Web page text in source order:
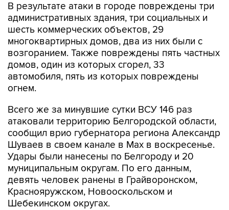
В результате атаки в городе повреждены три
административных здания, три социальных и
шесть коммерческих объектов, 29
многоквартирных домов, два из них были с
возгоранием. Также повреждены пять частных
домов, один из которых сгорел, 33
автомобиля, пять из которых повреждены
огнем.
Всего же за минувшие сутки ВСУ 146 раз
атаковали территорию Белгородской области,
сообщил врио губернатора региона Александр
Шуваев в своем канале в Мах в воскресенье.
Удары были нанесены по Белгороду и 20
муниципальным округам. По его данным,
девять человек ранены в Грайворонском,
Краснояружском, Новооскольском и
Шебекинском округах.